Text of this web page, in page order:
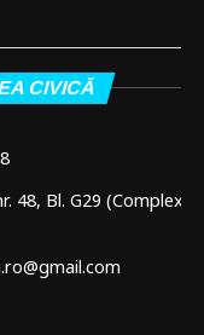
CIVICĂ
48, Bl. G29 (Complex